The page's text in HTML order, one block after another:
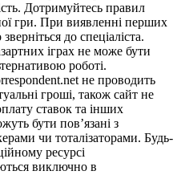
Дотримуйтесь правил
гри. При виявленні перших
до спеціаліста.
іграх не може бути
роботі.
не проводить
гроші, також сайт не
ставок та інших
бути пов’язані з
чи тоталізаторами. Будь-
ресурсі
виключно в